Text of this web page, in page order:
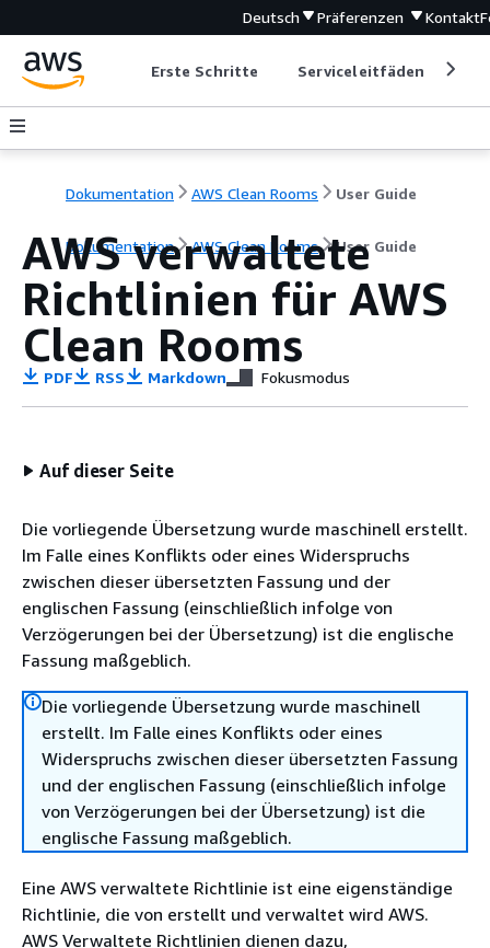
Deutsch Präferenzen Kontakt
Erste Schritte Serviceleitfäden
Dokumentation AWS Clean Rooms User Guide
Dokumentation AWS Clean Rooms User Guide
AWS verwaltete
Richtlinien für AWS
Clean Rooms
PDF RSS Markdown Fokusmodus
Auf dieser Seite
Die vorliegende Übersetzung wurde maschinell erstellt.
Im Falle eines Konflikts oder eines Widerspruchs
zwischen dieser übersetzten Fassung und der
englischen Fassung (einschließlich infolge von
Verzögerungen bei der Übersetzung) ist die englische
Fassung maßgeblich.
Die vorliegende Übersetzung wurde maschinell
erstellt. Im Falle eines Konflikts oder eines
Widerspruchs zwischen dieser übersetzten Fassung
und der englischen Fassung (einschließlich infolge
von Verzögerungen bei der Übersetzung) ist die
englische Fassung maßgeblich.
Eine AWS verwaltete Richtlinie ist eine eigenständige
Richtlinie, die von erstellt und verwaltet wird AWS.
AWS Verwaltete Richtlinien dienen dazu,